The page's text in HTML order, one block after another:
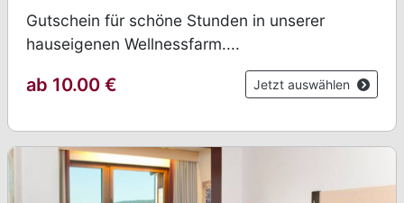
Gutschein für schöne Stunden in unserer
hauseigenen Wellnessfarm....
ab 10.00 € Jetzt auswählen